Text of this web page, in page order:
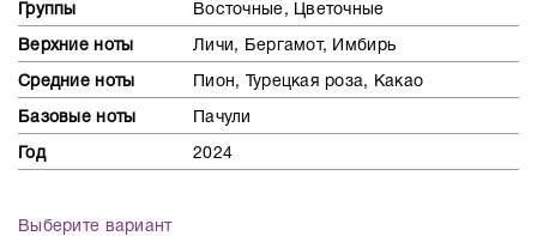
Группы Восточные, Цветочные
Верхние ноты Личи, Бергамот, Имбирь
Средние ноты Пион, Турецкая роза, Какао
Базовые ноты Пачули
Год 2024
Выберите вариант